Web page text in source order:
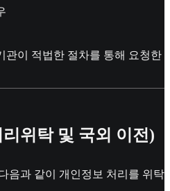
관이 적법한 절차를 통해 요청한
위탁 및 국외 이전)
음과 같이 개인정보 처리를 위탁